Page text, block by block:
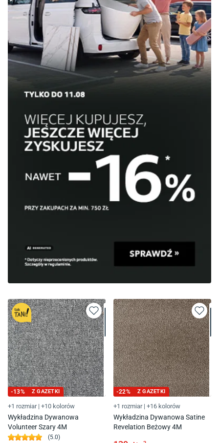
-13% Z GAZETKI
+1 rozmiar | +10 kolorów
Wykładzina Dywanowa
Volunteer Szary 4M
(5.0)
-22% Z GAZETKI
+1 rozmiar | +16 kolorów
Wykładzina Dywanowa Satine
Revelation Beżowy 4M